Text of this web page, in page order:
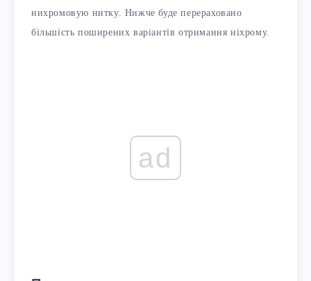
нихромовую нитку. Нижче буде перераховано
більшість поширених варіантів отримання ніхрому.
ad